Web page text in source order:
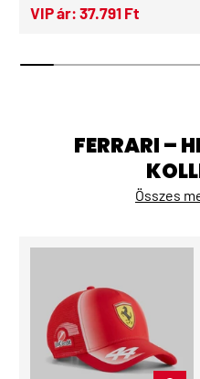
VIP ár: 37.791 Ft
FERRARI –
Összes